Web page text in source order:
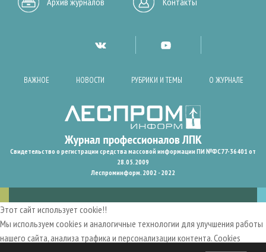
ВАЖНОЕ НОВОСТИ РУБРИКИ И ТЕМЫ О ЖУРНАЛЕ
Свидетельство о регистрации средства массовой информации ПИ №ФС77-36401 от
28.05.2009
Леспроминформ. 2002 - 2022
Этот сайт использует cookie!!
Мы используем cookies и аналогичные технологии для улучшения работы
нашего сайта, анализа трафика и персонализации контента. Cookies